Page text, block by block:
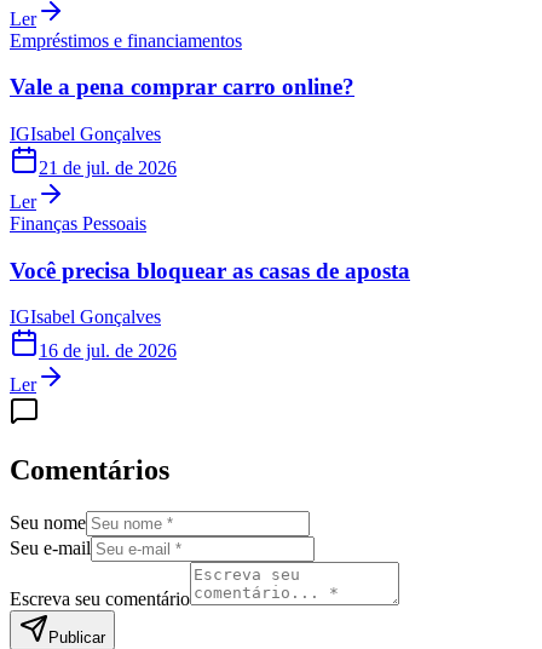
Ler
Empréstimos e financiamentos
Vale a pena comprar carro online?
IGIsabel Gonçalves
21 de jul. de 2026
Ler
Finanças Pessoais
Você precisa bloquear as casas de aposta
IGIsabel Gonçalves
16 de jul. de 2026
Ler
Comentários
Seu nome
Seu e-mail
Escreva seu comentário
Publicar